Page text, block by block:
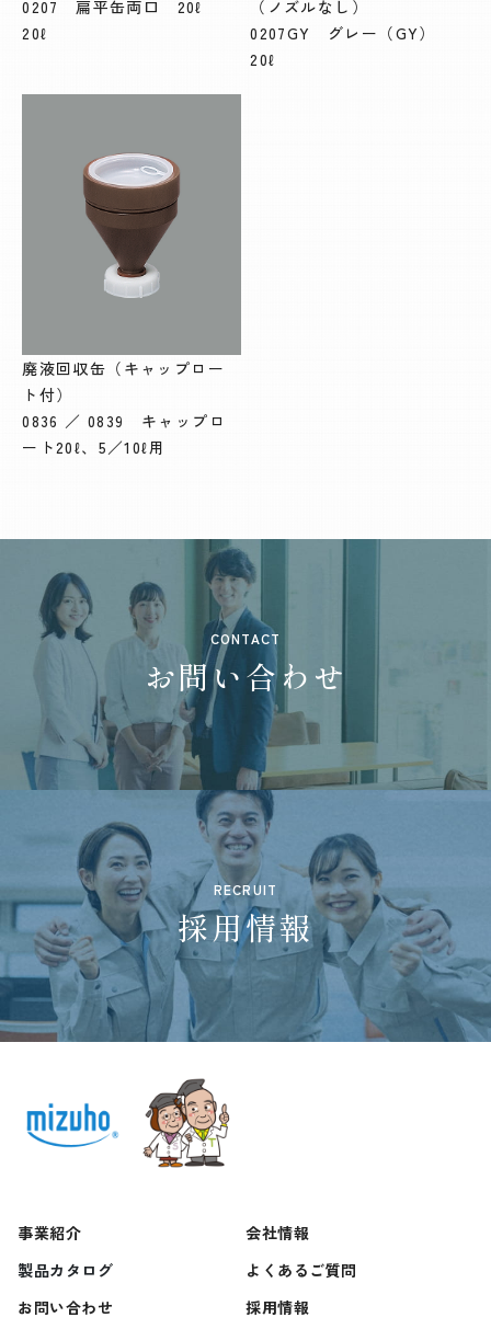
0207 扁平缶両口 20ℓ
20ℓ
（ノズルなし）
0207GY グレー（GY）
20ℓ
廃液回収缶（キャップロー
ト付）
0836 ／ 0839 キャップロ
ート20ℓ、5／10ℓ用
CONTACT
お問い合わせ
RECRUIT
採用情報
事業紹介
会社情報
製品カタログ
よくあるご質問
お問い合わせ
採用情報